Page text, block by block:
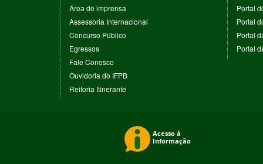
Área de imprensa
em
nova
Assessoria Internacional
Concurso Público
Egressos(abre
nova
janela)
Fale Conosco
em
nova
janela)
Ouvidoria do IFPB(abre
Reitoria Itinerante(abre
Portal
Portal
Portal
Portal